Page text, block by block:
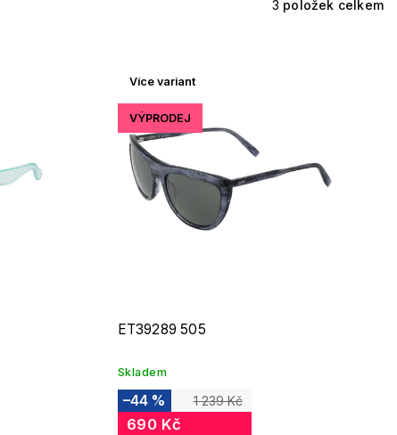
3 položek celkem
Více variant
VÝPRODEJ
ET39289 505
Skladem
1 239 Kč
–44 %
690 Kč